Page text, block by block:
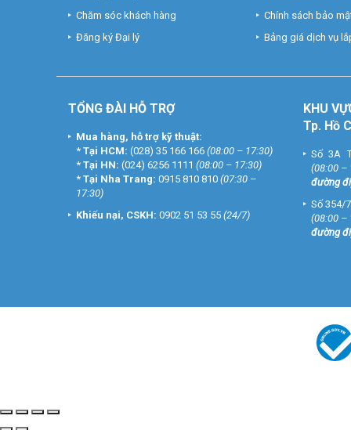
Chăm sóc khách hàng
Đăng ký Đại lý
Chính sách bảo
Bảng giá dịch vụ
TỔNG ĐÀI HỖ TRỢ
Mua hàng, hỗ trợ kỹ thuật:
* Tại HCM: (028) 35 166 166 (08:00 – 17:30)
* Tại HN: (024) 6256 1111 (08:00 – 17:30)
* Tại Nha Trang: 0915 810 810 (07:30 –
17:30)
Khiếu nại, CSKH: 0902 51 53 55 (24/7)
KHU
Tp. Hồ
Số 3A
(08:00 –
đường đi
Số 354/
(08:00 –
đường đi